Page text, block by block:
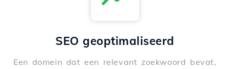
SEO geoptimaliseerd
Een domein dat een relevant zoekwoord bevat,